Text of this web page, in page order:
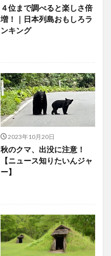
４位まで調べると楽しさ倍
増！｜日本列島おもしろラ
ンキング
2023年10月20日
秋のクマ、出没に注意！
【ニュース知りたいんジャ
ー】